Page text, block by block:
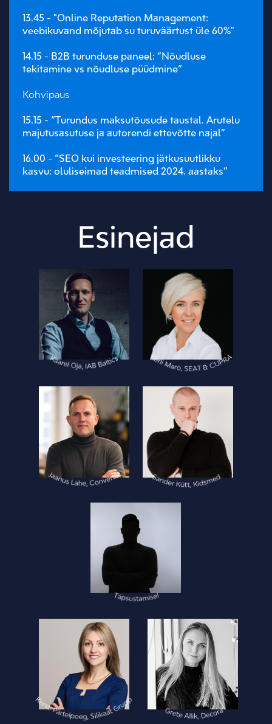
13.45 - "Online Reputation Management:
veebikuvand mõjutab su turuväärtust üle 60%"
14.15 - B2B turunduse paneel: “Nõudluse
tekitamine vs nõudluse püüdmine”
Kohvipaus
15.15 - “Turundus maksutõusude taustal. Arutelu
majutusasutuse ja autorendi ettevõtte najal”
16.00 - “SEO kui investeering jätkusuutlikku
kasvu: oluliseimad teadmised 2024. aastaks”
Esinejad